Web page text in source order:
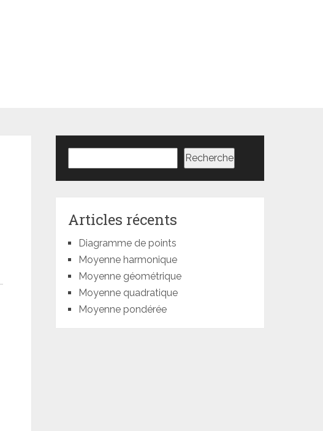
Recherche
Articles récents
Diagramme de points
Moyenne harmonique
Moyenne géométrique
Moyenne quadratique
Moyenne pondérée